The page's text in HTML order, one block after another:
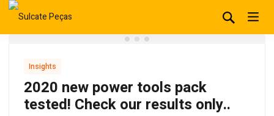
Insights
2020 new power tools pack
tested! Check our results only..